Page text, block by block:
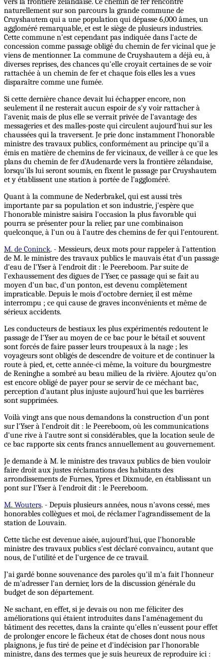
naturellement sur son parcours la grande commune de
Cruyshautem qui a une population qui dépasse 6,000 âmes, un
aggloméré remarquable, et est le siège de plusieurs industries.
Cette commune n'est cependant pas indiquée dans l'acte de
concession comme passage obligé du chemin de fer vicinal que je
viens de mentionner. La commune de Cruyshautem a déjà eu, à
diverses reprises, des chances qu'elle croyait certaines de se voir
rattachée à un chemin de fer et chaque fois elles les a vues
disparaître comme une fumée.
Si cette dernière chance devait lui échapper encore, non
seulement il ne resterait aucun espoir de s'y voir rattacher à
l'avenir, mais de plus elle se verrait privée de l'avantage des
messageries et des malles-poste qui circulent aujourd'hui sur les
chaussées qui la traversent. Je prie donc instamment l'honorable
ministre des travaux publics, conformément au principe qu'il a
émis en matière de chemins de fer vicinaux, de veiller à ce que les
plans du chemin de fer d'Audenarde vers la frontière zélandaise,
lorsqu'ils lui seront soumis, en fixent le passage par Cruyshautem
et y établissent une station à portée de l'aggloméré.
Quant à la commune de Nederbrakel, qui est aussi très
importante par sa population et son industrie, j'espère que
l'honorable ministre saisira l'occasion la plus favorable qui
pourra se présenter pour la relier, par une combinaison
quelconque, à l'un ou à l'autre des chemins de fer qui l'entourent.
M. de Coninck. - Messieurs, deux mots pour rappeler à l'attention
de M. le ministre des travaux publics le mauvais état d'un passage
d'eau de l'Yser à l'endroit dit : le Peereboom. Par suite de
l'exhaussement des digues de l'Yser, ce passage qui se fait au
moyen d'un bac, d'un ponton, est devenu complètement
impraticable. Depuis le mois d'octobre dernier, il est même
interrompu ; ce qui cause de graves inconvénients et même de
sérieux accidents.
Les conducteurs de bestiaux les plus expérimentés redoutent le
passage de l'Yser au moyen de ce bac pour le bétail et souvent
sont forcés de faire passer leurs troupeaux à la nage ; les
voyageurs sont obligés de descendre de voiture et de continuer la
route à pied, et, cette année-ci même, la voiture du bourgmestre
de Reninghe a sombré au beau milieu de la rivière. Ajoutez qu'on
est encore obligé de payer pour se servir de ce méchant bac,
perception d'autant plus injuste aujourd'hui que les barrières
sont supprimées.
Voilà vingt ans que nous demandons la construction d'un pont
sur l'Yser à l'endroit dit : le Peereboom, où les communications
d'une rive à l'autre sont si considérables, que la location seule de
ce bac rapporte six cents francs annuellement au gouvernement.
Je demande à M. le ministre des travaux publics de bien vouloir
faire droit aux justes réclamations des habitants des
arrondissements de Furnes, Ypres et Dixmude, en établissant un
pont sur l'Yser à l'endroit dit : le Peereboom.
M. Wouters. - Depuis plusieurs années, nous n'avons cessé, mes
honorables collègues et moi, de réclamer l'agrandissement de la
station de Louvain.
Cette tâche est devenue aisée, aujourd'hui, que l'honorable
ministre des travaux publics s'est déclaré convaincu, autant que
nous, de l'utilité et de l'urgence de ce travail.
J'ai gardé bonne souvenance des paroles qu'il m'a fait l'honneur
de m'adresser l'an dernier, lors de la discussion générale du
budget de son département.
Ne sachant, en effet, si je devais ou non me féliciter des
améliorations qui étaient introduites dans l'aménagement du
bâtiment des recettes, dans la crainte qu'elles n'eussent pour effet
de prolonger encore le fâcheux état de choses dont nous nous
plaignons, je fus tiré de peine et d'indécision par l'honorable
ministre, dans des termes que je suis heureux de reproduire ici :